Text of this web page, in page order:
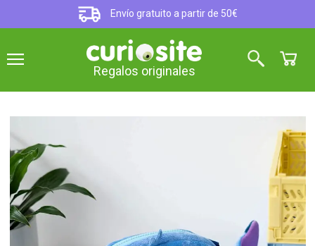
Envío gratuito a partir de 50€
Regalos originales